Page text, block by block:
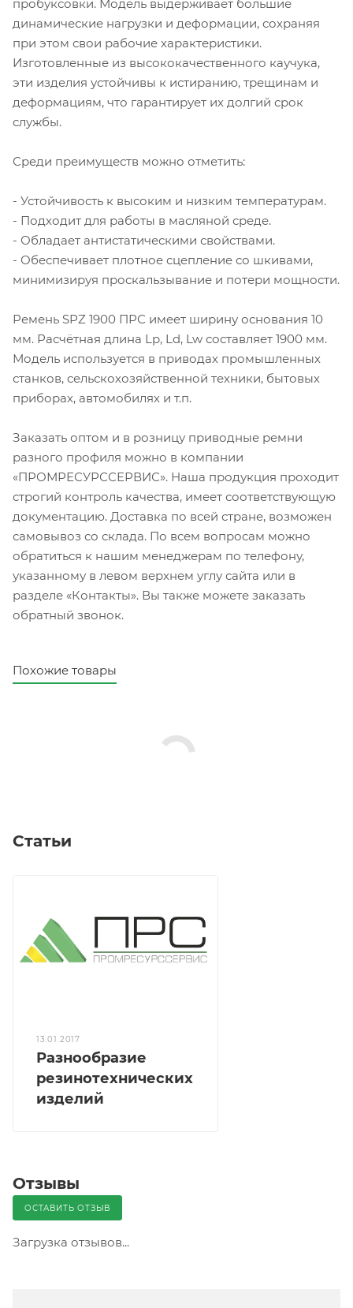
пробуксовки. Модель выдерживает большие
динамические нагрузки и деформации, сохраняя
при этом свои рабочие характеристики.
Изготовленные из высококачественного каучука,
эти изделия устойчивы к истиранию, трещинам и
деформациям, что гарантирует их долгий срок
службы.
Среди преимуществ можно отметить:
- Устойчивость к высоким и низким температурам.
- Подходит для работы в масляной среде.
- Обладает антистатическими свойствами.
- Обеспечивает плотное сцепление со шкивами,
минимизируя проскальзывание и потери мощности.
Ремень SPZ 1900 ПРС имеет ширину основания 10
мм. Расчётная длина Lp, Ld, Lw составляет 1900 мм.
Модель используется в приводах промышленных
станков, сельскохозяйственной техники, бытовых
приборах, автомобилях и т.п.
Заказать оптом и в розницу приводные ремни
разного профиля можно в компании
«ПРОМРЕСУРССЕРВИС». Наша продукция проходит
строгий контроль качества, имеет соответствующую
документацию. Доставка по всей стране, возможен
самовывоз со склада. По всем вопросам можно
обратиться к нашим менеджерам по телефону,
указанному в левом верхнем углу сайта или в
разделе «Контакты». Вы также можете заказать
обратный звонок.
Похожие товары
Статьи
13.01.2017
Разнообразие
резинотехнических
изделий
Отзывы
ОСТАВИТЬ ОТЗЫВ
Загрузка отзывов...